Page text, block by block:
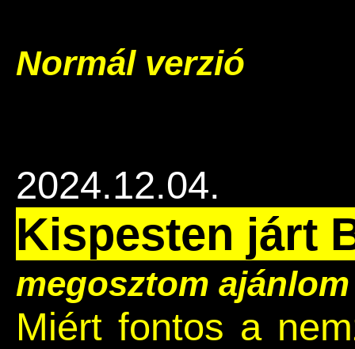
Normál verzió
2024.12.04.
Kispesten járt
megosztom ajánlom
Miért fontos a